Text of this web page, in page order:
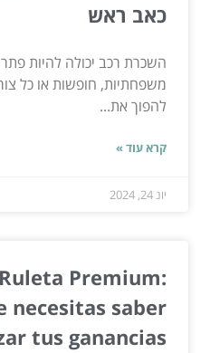
כאב ראש
השכרת רכב יכולה להיות
משפחתיות, חופשות או כל
להפוך את...
קרא עוד »
יונ 24, 2024
Premium:
necesitas saber
tus ganancias